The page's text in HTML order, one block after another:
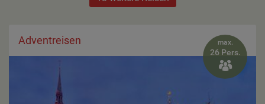
max.
26 Pers.

Adventreisen